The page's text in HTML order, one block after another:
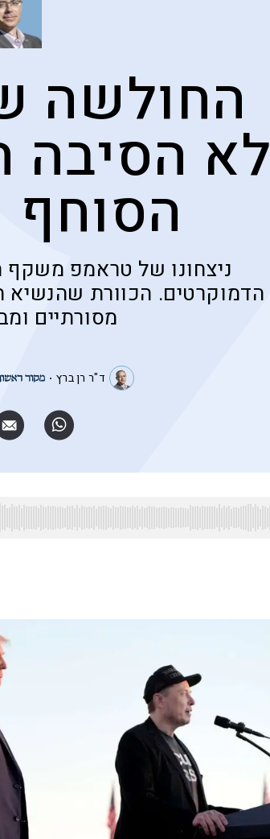
החולשה
לא הסיבה
ניצחונו של טראמפ משקף
הדמוקרטים. הכוורת שהנשיא
מסורתיים
ד"ר רן ברץ